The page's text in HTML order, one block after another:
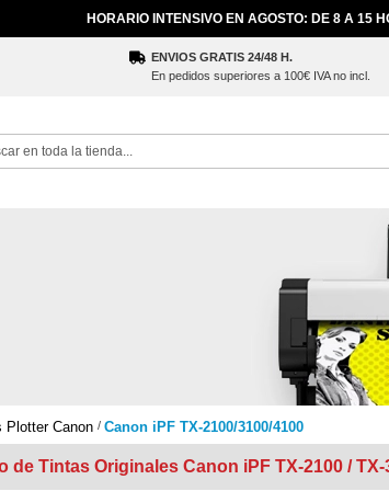
HORARIO INTENSIVO EN AGOSTO: DE 8 A 15
ENVIOS GRATIS 24/48 H.
En pedidos superiores a 100€ IVA no incl.
Plotter Canon Canon iPF TX-2100/3100/4100
de Tintas Originales Canon iPF TX-2100 / TX-